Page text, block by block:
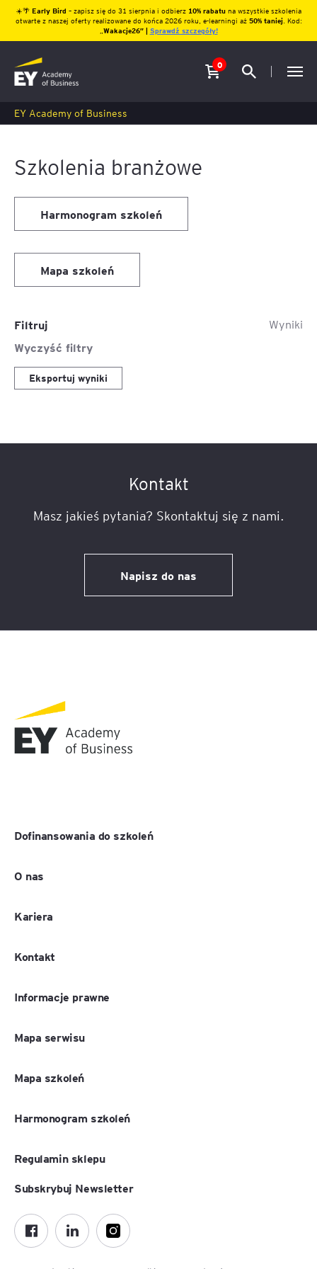
☀️🌴 Early Bird – zapisz się do 31 sierpnia i odbierz10% rabatu na wszystkie szkolenia
otwarte z naszej oferty realizowane do końca 2026 roku, e-learningi aż 50% taniej. Kod:
Wakacje26″ | Sprawdź szczegóły!
0
EY Academy of Business
Szkolenia branżowe
Harmonogram szkoleń
Mapa szkoleń
Filtruj
Wyczyść filtry
Wyniki
Eksportuj wyniki
Kontakt
Masz jakieś pytania? Skontaktuj się z nami.
Napisz do nas
Dofinansowania do szkoleń
O nas
Kariera
Kontakt
Informacje prawne
Mapa serwisu
Mapa szkoleń
Harmonogram szkoleń
Regulamin sklepu
Subskrybuj Newsletter